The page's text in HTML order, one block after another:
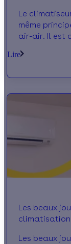
Le
même
air-air. Il est
Lire
Les beaux
climatisation
Les beaux